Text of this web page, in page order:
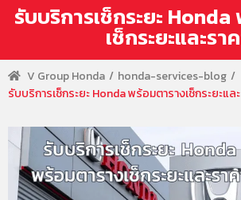
รับบริการเช็กระยะ
เช็กระยะและรา
V Group Honda
honda-services-blog
รับบริการเช็กระยะ Honda พร้อมตารางเช็กระยะแล